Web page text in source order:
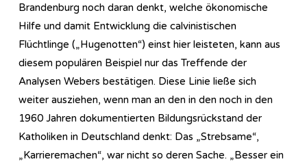
Brandenburg noch daran denkt, welche ökonomische
Hilfe und damit Entwicklung die calvinistischen
Flüchtlinge („Hugenotten“) einst hier leisteten, kann aus
diesem populären Beispiel nur das Treffende der
Analysen Webers bestätigen. Diese Linie ließe sich
weiter ausziehen, wenn man an den in den noch in den
1960 Jahren dokumentierten Bildungsrückstand der
Katholiken in Deutschland denkt: Das „Strebsame“,
„Karrieremachen“, war nicht so deren Sache. „Besser ein